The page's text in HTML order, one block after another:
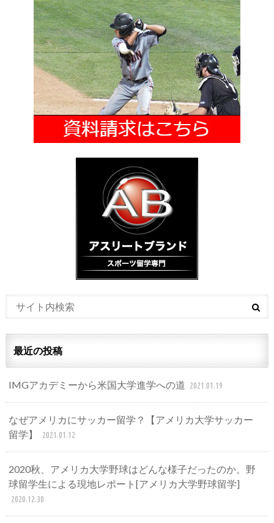
最近の投稿
IMGアカデミーから米国大学進学への道 2021.01.19
なぜアメリカにサッカー留学？【アメリカ大学サッカー
留学】
2021.01.12
2020秋、アメリカ大学野球はどんな様子だったのか。野
球留学生による現地レポート[アメリカ大学野球留学]
2020.12.30